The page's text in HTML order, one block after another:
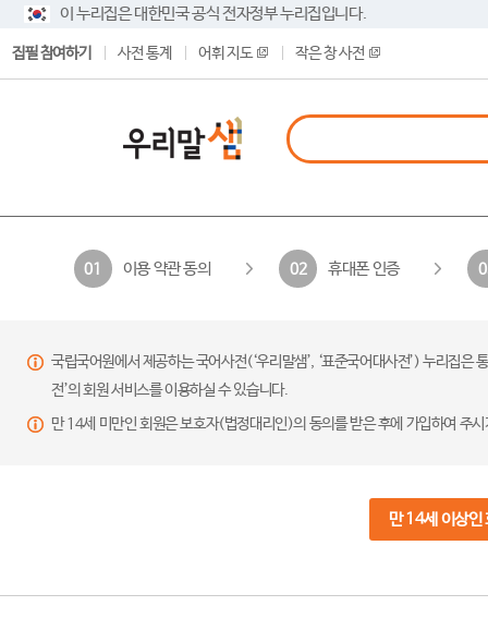
이 누리집은 대한민국 공식 전자정부 누리집입니다.
집필 참여하기 사전 통계 어휘 지도 작은 창 사전
01 이용 약관 동의 02 휴대폰 인증
국립국어원에서 제공하는 국어사전(‘우리말샘’, ‘표준국어대사전’) 누리집
전’의 회원 서비스를 이용하실 수 있습니다.
만 14세 미만인 회원은 보호자(법정대리인)의 동의를 받은 후에 가입하여 주
만 14세 이상인